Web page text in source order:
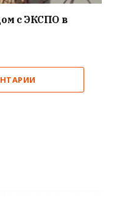
с ЭКСПО в